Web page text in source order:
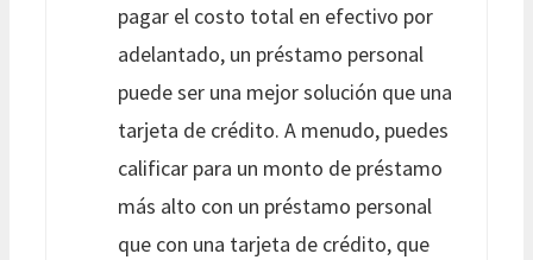
pagar el costo total en efectivo por
adelantado, un préstamo personal
puede ser una mejor solución que una
tarjeta de crédito. A menudo, puedes
calificar para un monto de préstamo
más alto con un préstamo personal
que con una tarjeta de crédito, que